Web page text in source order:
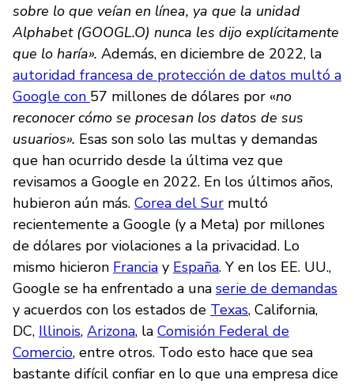
sobre lo que veían en línea, ya que la unidad
Alphabet (GOOGL.O) nunca les dijo explícitamente
que lo haría». Además, en diciembre de 2022, la
autoridad francesa de protección de datos multó a
Google con 57 millones de dólares por «no
reconocer cómo se procesan los datos de sus
usuarios». Esas son solo las multas y demandas
que han ocurrido desde la última vez que
revisamos a Google en 2022. En los últimos años,
hubieron aún más. Corea del Sur multó
recientemente a Google (y a Meta) por millones
de dólares por violaciones a la privacidad. Lo
mismo hicieron Francia y España. Y en los EE. UU.,
Google se ha enfrentado a una serie de demandas
y acuerdos con los estados de Texas, California,
DC, Illinois, Arizona, la Comisión Federal de
Comercio, entre otros. Todo esto hace que sea
bastante difícil confiar en lo que una empresa dice